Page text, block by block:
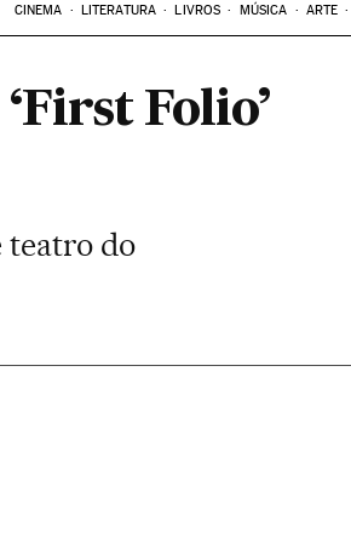
CINEMA LITERATURA LIVROS MÚSICA ARTE
Folio’
teatro do